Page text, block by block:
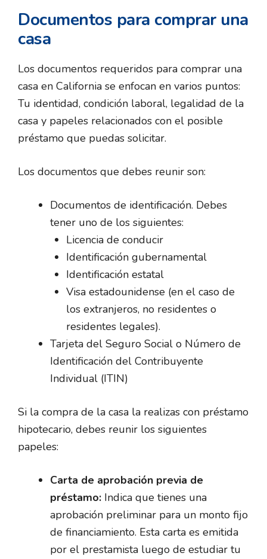
Documentos para comprar una
casa
Los documentos requeridos para comprar una
casa en California se enfocan en varios puntos:
Tu identidad, condición laboral, legalidad de la
casa y papeles relacionados con el posible
préstamo que puedas solicitar.
Los documentos que debes reunir son:
Documentos de identificación. Debes
tener uno de los siguientes:
Licencia de conducir
Identificación gubernamental
Identificación estatal
Visa estadounidense (en el caso de
los extranjeros, no residentes o
residentes legales).
Tarjeta del Seguro Social o Número de
Identificación del Contribuyente
Individual (ITIN)
Si la compra de la casa la realizas con préstamo
hipotecario, debes reunir los siguientes
papeles:
Carta de aprobación previa de
préstamo: Indica que tienes una
aprobación preliminar para un monto fijo
de financiamiento. Esta carta es emitida
por el prestamista luego de estudiar tu